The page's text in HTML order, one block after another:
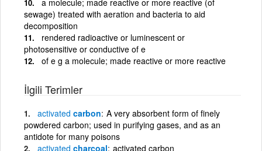
sewage) treated with aeration and bacteria to aid
decomposition
rendered radioactive or luminescent or
photosensitive or conductive of e
of e g a molecule; made reactive or more reactive
İlgili Terimler
activated carbon A very absorbent form of finely
powdered carbon; used in purifying gases, and as an
antidote for many poisons
activated charcoal activated carbon